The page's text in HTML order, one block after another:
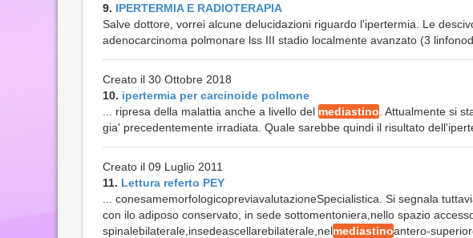
9. IPERTERMIA E RADIOTERAPIA
Salve dottore, vorrei alcune delucidazioni riguardo l'ipertermia. Le
adenocarcinoma polmonare lss III stadio localmente avanzato (3
Creato il 30 Ottobre 2018
10. ipertermia per carcinoide polmone
... ripresa della malattia anche a livello del mediastino . Attualmente si
gia' precedentemente irradiata. Quale sarebbe quindi il risultato
Creato il 09 Luglio 2011
11. Lettura referto PEY
... conesamemorfologicopreviavalutazioneSpecialistica. Si segnala
con ilo adiposo conservato, in sede sottomentoniera,nello spazio
spinalebilaterale,insedeascellarebilaterale,nelmediastinoantero-